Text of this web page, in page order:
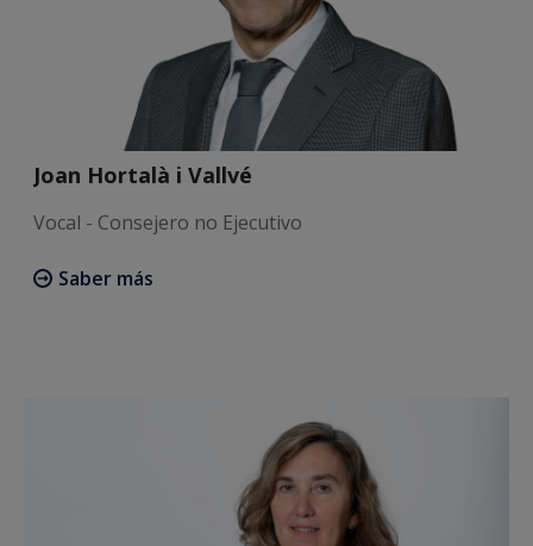
Joan Hortalà i Vallvé
Vocal - Consejero no Ejecutivo
Saber más